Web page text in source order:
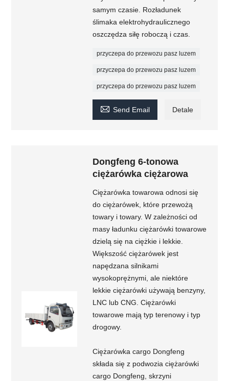
samym czasie. Rozładunek
ślimaka elektrohydraulicznego
oszczędza siłę roboczą i czas.
przyczepa do przewozu pasz luzem
przyczepa do przewozu pasz luzem
przyczepa do przewozu pasz luzem
 Send Email Detale
Dongfeng 6-tonowa
ciężarówka ciężarowa
Ciężarówka towarowa odnosi się
do ciężarówek, które przewożą
towary i towary. W zależności od
masy ładunku ciężarówki towarowe
dzielą się na ciężkie i lekkie.
Większość ciężarówek jest
napędzana silnikami
wysokoprężnymi, ale niektóre
lekkie ciężarówki używają benzyny,
LNC lub CNG. Ciężarówki
towarowe mają typ terenowy i typ
drogowy.
Ciężarówka cargo Dongfeng
składa się z podwozia ciężarówki
cargo Dongfeng, skrzyni